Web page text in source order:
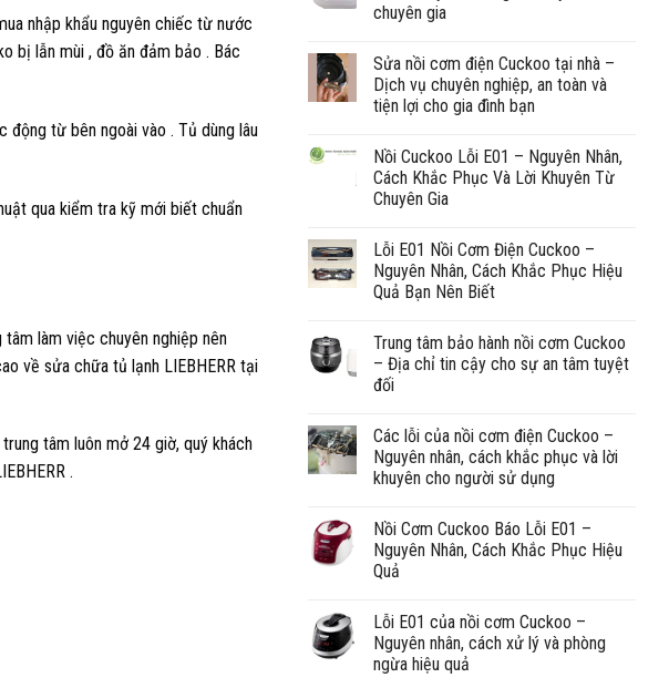
nhập khẩu nguyên chiếc từ nước
bị lẫn mùi , đồ ăn đảm bảo . Bác
từ bên ngoài vào . Tủ dùng lâu
qua kiểm tra kỹ mới biết chuẩn
làm việc chuyên nghiệp nên
về sửa chữa tủ lạnh LIEBHERR tại
tâm luôn mở 24 giờ, quý khách
.
chuyên gia
Sửa nồi cơm điện Cuckoo tại nhà –
Dịch vụ chuyên nghiệp, an toàn và
tiện lợi cho gia đình bạn
Nồi Cuckoo Lỗi E01 – Nguyên Nhân,
Cách Khắc Phục Và Lời Khuyên Từ
Chuyên Gia
Lỗi E01 Nồi Cơm Điện Cuckoo –
Nguyên Nhân, Cách Khắc Phục Hiệu
Quả Bạn Nên Biết
Trung tâm bảo hành nồi cơm Cuckoo
– Địa chỉ tin cậy cho sự an tâm tuyệt
đối
Các lỗi của nồi cơm điện Cuckoo –
Nguyên nhân, cách khắc phục và lời
khuyên cho người sử dụng
Nồi Cơm Cuckoo Báo Lỗi E01 –
Nguyên Nhân, Cách Khắc Phục Hiệu
Quả
Lỗi E01 của nồi cơm Cuckoo –
Nguyên nhân, cách xử lý và phòng
ngừa hiệu quả